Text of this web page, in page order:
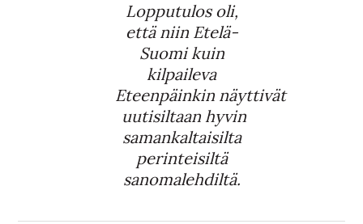
Lopputulos oli,
että niin Etelä-
Suomikuin
kilpaileva
Eteenpäinkin näyttivät
uutisiltaan hyvin
samankaltaisilta
perinteisiltä
sanomalehdiltä.